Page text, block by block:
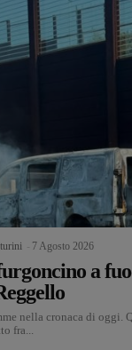
7 Agosto 2026
a
nella cronaca di oggi.
fra...